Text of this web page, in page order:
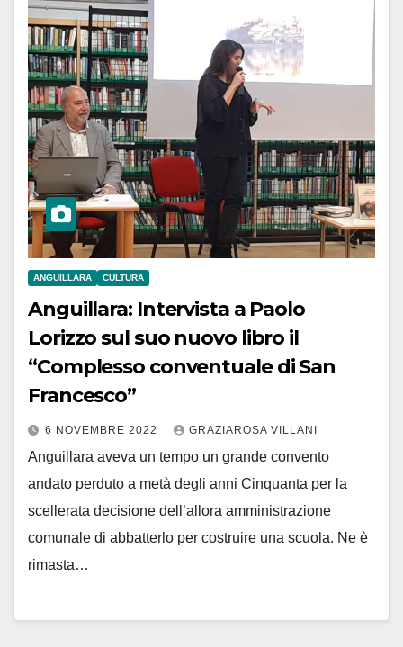
ANGUILLARA CULTURA
Anguillara: Intervista a Paolo
Lorizzo sul suo nuovo libro il
“Complesso conventuale di San
Francesco”
6 NOVEMBRE 2022 GRAZIAROSA VILLANI
Anguillara aveva un tempo un grande convento
andato perduto a metà degli anni Cinquanta per la
scellerata decisione dell’allora amministrazione
comunale di abbatterlo per costruire una scuola. Ne è
rimasta…